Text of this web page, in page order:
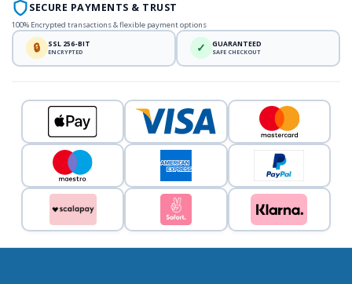
SECURE PAYMENTS & TRUST
100% Encrypted transactions & flexible payment options
🔒 SSL 256-BIT
ENCRYPTED ✓ GUARANTEED
SAFE CHECKOUT